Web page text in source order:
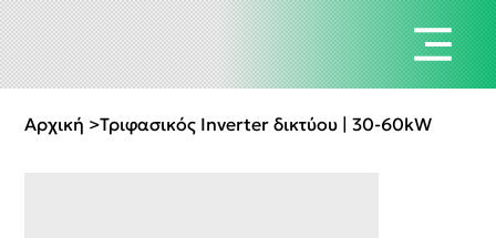
Αρχική >Τριφασικός Inverter δικτύου | 30-60kW